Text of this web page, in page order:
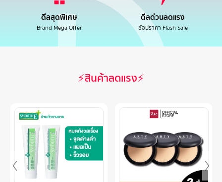
ดีลสุดพิเศษ
Brand Mega Offer
ดีลด่วนลดแรง
ช้อปราคา Flash Sale
⚡สินค้าลดแรง⚡